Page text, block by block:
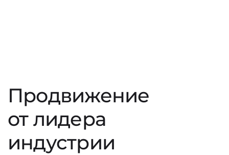
Продвижение
от лидера
индустрии